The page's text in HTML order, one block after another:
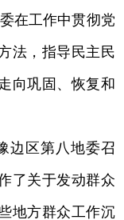
在工作中贯彻党
法，指导民主民
向巩固、恢复和
边区第八地委召
了关于发动群众
地方群众工作沉